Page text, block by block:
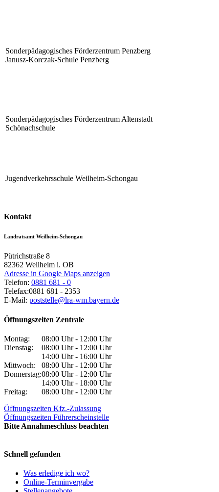
Sonderpädagogisches Förderzentrum Penzberg
Janusz-Korczak-Schule Penzberg
Sonderpädagogisches Förderzentrum Altenstadt
Schönachschule
Jugendverkehrsschule Weilheim-Schongau
Kontakt
Landratsamt Weilheim-Schongau
Pütrichstraße 8
82362 Weilheim i. OB
Adresse in Google Maps anzeigen
Telefon: 0881 681 - 0
Telefax:0881 681 - 2353
E-Mail: poststelle@lra-wm.bayern.de
Öffnungszeiten Zentrale
Montag:
08:00 Uhr - 12:00 Uhr
Dienstag:
08:00 Uhr - 12:00 Uhr
14:00 Uhr - 16:00 Uhr
Mittwoch:
08:00 Uhr - 12:00 Uhr
Donnerstag:08:00 Uhr - 12:00 Uhr
14:00 Uhr - 18:00 Uhr
Freitag:
08:00 Uhr - 12:00 Uhr
Öffnungszeiten Kfz.-Zulassung
Öffnungszeiten Führerscheinstelle
Bitte Annahmeschluss beachten
Schnell gefunden
Was erledige ich wo?
Online-Terminvergabe